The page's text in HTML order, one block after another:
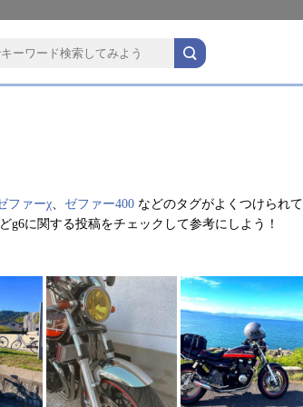
ファーχ、 ゼファー400 などのタグがよくつけられて
に関する投稿をチェックして参考にしよう！